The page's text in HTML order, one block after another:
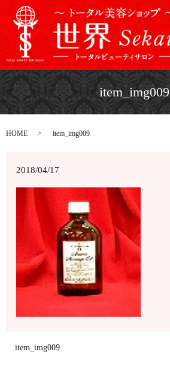
item_img009
HOME item_img009
2018/04/17
item_img009